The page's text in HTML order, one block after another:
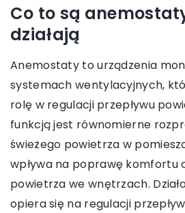
Co to są
działają
Anemostaty to urządzenia
systemach wentylacyjnych,
rolę w regulacji przepływu
funkcją jest równomierne
świeżego powietrza w
wpływa na poprawę komfortu
powietrza we wnętrzach.
opiera się na regulacji